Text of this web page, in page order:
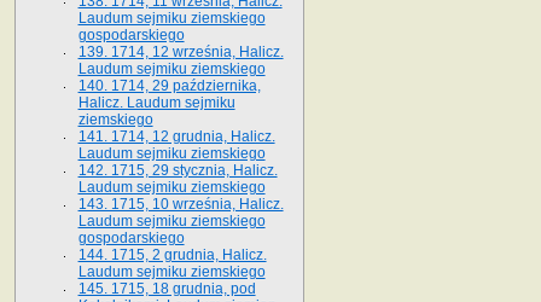
Laudum sejmiku ziemskiego
gospodarskiego
139. 1714, 12 września, Halicz.
Laudum sejmiku ziemskiego
140. 1714, 29 października,
Halicz. Laudum sejmiku
ziemskiego
141. 1714, 12 grudnia, Halicz.
Laudum sejmiku ziemskiego
142. 1715, 29 stycznia, Halicz.
Laudum sejmiku ziemskiego
143. 1715, 10 września, Halicz.
Laudum sejmiku ziemskiego
gospodarskiego
144. 1715, 2 grudnia, Halicz.
Laudum sejmiku ziemskiego
145. 1715, 18 grudnia, pod